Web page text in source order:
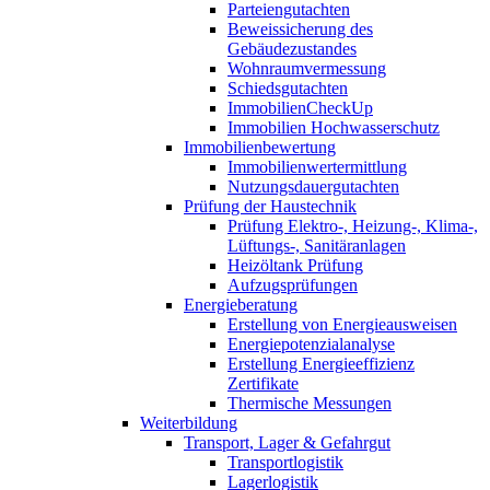
Parteiengutachten
Beweissicherung des
Gebäudezustandes
Wohnraumvermessung
Schiedsgutachten
ImmobilienCheckUp
Immobilien Hochwasserschutz
Immobilienbewertung
Immobilienwertermittlung
Nutzungsdauergutachten
Prüfung der Haustechnik
Prüfung Elektro-, Heizung-, Klima-,
Lüftungs-, Sanitäranlagen
Heizöltank Prüfung
Aufzugsprüfungen
Energieberatung
Erstellung von Energieausweisen
Energiepotenzialanalyse
Erstellung Energieeffizienz
Zertifikate
Thermische Messungen
Weiterbildung
Transport, Lager & Gefahrgut
Transportlogistik
Lagerlogistik